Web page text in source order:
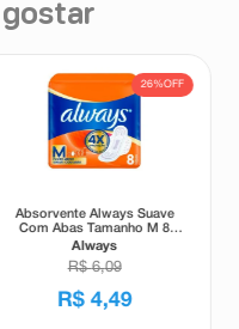
gostar
26%OFF
Absorvente Always Suave
Com Abas Tamanho M 8
Unidades
Always
R$ 6,09
R$ 4,49